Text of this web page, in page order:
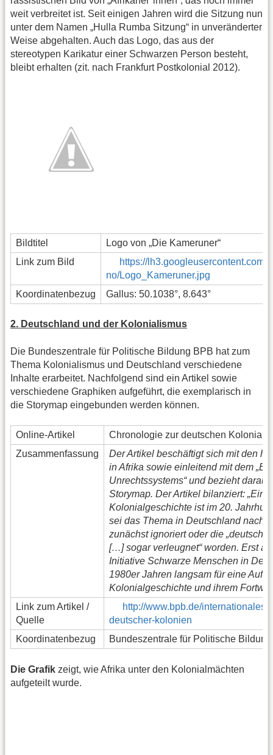
weit verbreitet ist. Seit einigen Jahren wird die Sitzung nun
unter dem Namen „Hulla Rumba Sitzung“ in unveränderter
Weise abgehalten. Auch das Logo, das aus der
stereotypen Karikatur einer Schwarzen Person besteht,
bleibt erhalten (zit. nach Frankfurt Postkolonial 2012).
Bildtitel
Logo von „Die Kameruner“
Link zum Bild
https://
no/Logo_Kameruner.jpg
Koordinatenbezug
Gallus: 50.1038°, 8.643°
2. Deutschland und der Kolonialismus
Die Bundeszentrale für Politische Bildung BPB hat zum
Thema Kolonialismus und Deutschland verschiedene
Inhalte erarbeitet. Nachfolgend sind ein Artikel sowie
verschiedene Graphiken aufgeführt, die exemplarisch in
die Storymap eingebunden werden können.
Online-Artikel
Chronologie zur deutschen
Zusammenfassung
Der Artikel beschäftigt sich mit den
in Afrika sowie einleitend mit dem
Unrechtssystems“ und bezieht
Storymap. Der Artikel bilanziert:
Kolonialgeschichte ist im 20.
sei das Thema in Deutschland nach
zunächst ignoriert oder die
[…] sogar verleugnet“ worden. Erst
Initiative Schwarze Menschen in
1980er Jahren langsam für eine
Kolonialgeschichte und ihrem
Link zum Artikel /
Quelle
http://www.bpb.de/
deutscher-kolonien
Koordinatenbezug
Bundeszentrale für Politische
Die Grafik zeigt, wie Afrika unter den Kolonialmächten
aufgeteilt wurde.